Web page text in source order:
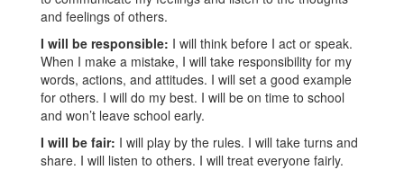
and feelings of others.
I will be responsible: I will think before I act or speak.
When I make a mistake, I will take responsibility for my
words, actions, and attitudes. I will set a good example
for others. I will do my best. I will be on time to school
and won’t leave school early.
I will be fair: I will play by the rules. I will take turns and
share. I will listen to others. I will treat everyone fairly.